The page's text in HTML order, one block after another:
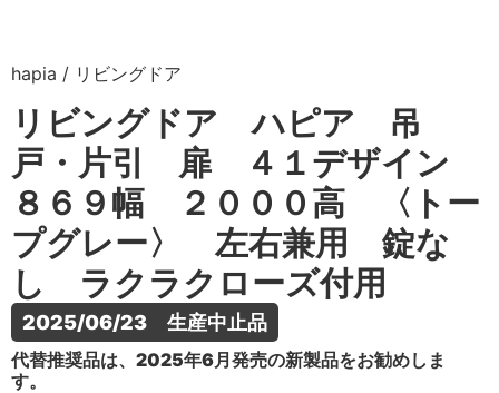
hapia / リビングドア
リビングドア ハピア 吊
戸・片引 扉 ４１デザイン
８６９幅 ２０００高 〈トー
プグレー〉 左右兼用 錠な
し ラクラクローズ付用
2025/06/23　生産中止品
代替推奨品は、2025年6月発売の新製品をお勧めしま
す。